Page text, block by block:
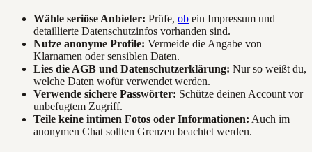
Wähle seriöse Anbieter: Prüfe, ob ein Impressum und
detaillierte Datenschutzinfos vorhanden sind.
Nutze anonyme Profile: Vermeide die Angabe von
Klarnamen oder sensiblen Daten.
Lies die AGB und Datenschutzerklärung: Nur so weißt du,
welche Daten wofür verwendet werden.
Verwende sichere Passwörter: Schütze deinen Account vor
unbefugtem Zugriff.
Teile keine intimen Fotos oder Informationen: Auch im
anonymen Chat sollten Grenzen beachtet werden.